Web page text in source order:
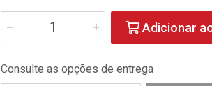
Adicionar
Consulte as opções de entrega